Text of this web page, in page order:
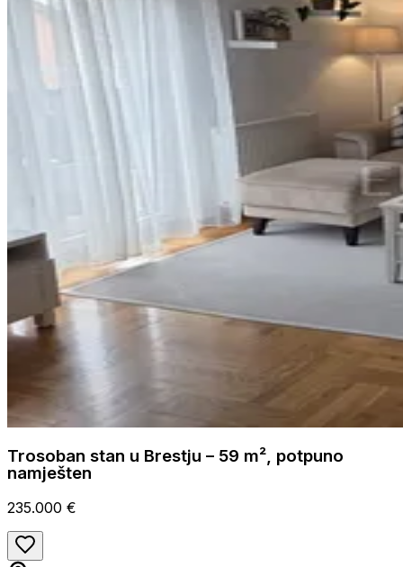
Trosoban stan u Brestju – 59 m², potpuno
namješten
235.000 €